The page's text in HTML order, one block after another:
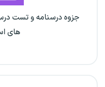
جزوه درسنامه و تست
های